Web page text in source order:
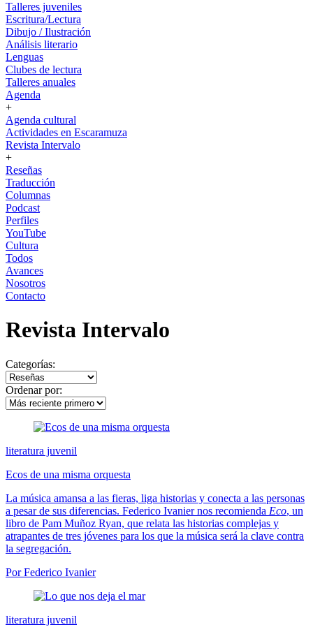
Talleres juveniles
Escritura/Lectura
Dibujo / Ilustración
Análisis literario
Lenguas
Clubes de lectura
Talleres anuales
Agenda
+
Agenda cultural
Actividades en Escaramuza
Revista Intervalo
+
Reseñas
Traducción
Columnas
Podcast
Perfiles
YouTube
Cultura
Todos
Avances
Nosotros
Contacto
Revista Intervalo
Categorías:
Ordenar por:
literatura juvenil
Ecos de una misma orquesta
La música amansa a las fieras, liga historias y conecta a las personas
a pesar de sus diferencias. Federico Ivanier nos recomienda Eco, un
libro de Pam Muñoz Ryan, que relata las historias complejas y
atrapantes de tres jóvenes para los que la música será la clave contra
la segregación.
Por Federico Ivanier
literatura juvenil